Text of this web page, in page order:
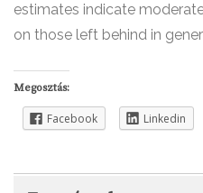
estimates indicate
on those left behind in
Megosztás:
Facebook Linkedin